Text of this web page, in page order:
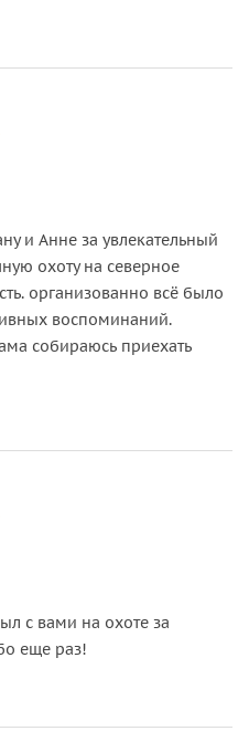
и Анне за увлекательный
охоту на северное
организованно всё было
воспоминаний.
собираюсь приехать
с вами на охоте за
еще раз!